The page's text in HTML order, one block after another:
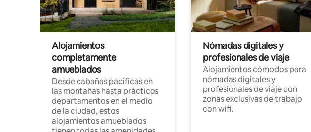
Alojamientos
completamente
amueblados
Desde cabañas pacíficas en
las montañas hasta prácticos
departamentos en el medio
de la ciudad, estos
alojamientos amueblados
Nómadas digitales y
profesionales de viaje
Alojamientos cómodos para
nómadas digitales y
profesionales de viaje con
zonas exclusivas de trabajo
con wifi.